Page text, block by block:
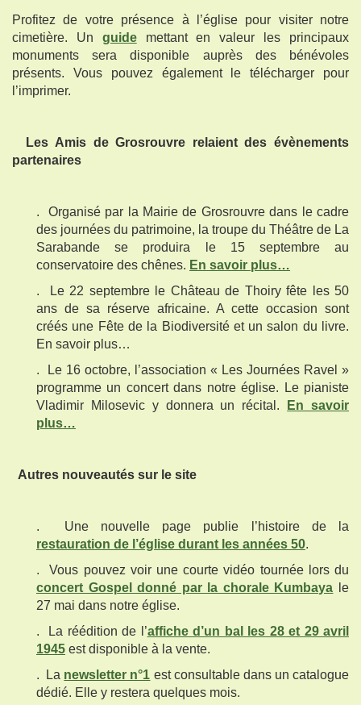
Profitez de votre présence à l’église pour visiter notre
cimetière. Un guidemettant en valeur les principaux
monuments sera disponible auprès des bénévoles
présents. Vous pouvez également le télécharger pour
l’imprimer.
Les Amis de Grosrouvre relaient des évènements
partenaires
. Organisé par la Mairie de Grosrouvre dans le cadre
des journées du patrimoine, la troupe du Théâtre de La
Sarabande se produira le 15 septembre au
conservatoire des chênes. En savoir plus…
. Le 22 septembre le Château de Thoiry fête les 50
ans de sa réserve africaine. A cette occasion sont
créés une Fête de la Biodiversité et un salon du livre.
En savoir plus…
. Le 16 octobre, l’association « Les Journées Ravel »
programme un concert dans notre église. Le pianiste
Vladimir Milosevic y donnera un récital.
En savoir
plus…
Autres nouveautés sur le site
. Une nouvelle page publie l’histoire de la
restauration de l’église durant les années 50.
. Vous pouvez voir une courte vidéo tournée lors du
concert Gospel donné par la chorale Kumbaya le
27 mai dans notre église.
. La réédition de l’affiche d’un bal les 28 et 29 avril
1945 est disponible à la vente.
. La newsletter n°1 est consultable dans un catalogue
dédié. Elle y restera quelques mois.